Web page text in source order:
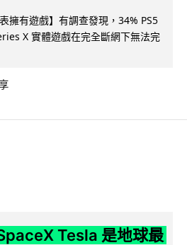
擁有遊戲】有調查發現，34% PS5
X 實體遊戲在完全斷網下無法完
Tesla 是地球最